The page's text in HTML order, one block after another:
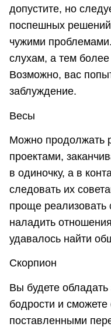
допустите, но
поспешных
чужими
слухам, а тем
Возможно, вас
заблуждение.
Весы
Можно продолжать
проектами,
в одиночку, а в
следовать их
проще реализовать
наладить
удавалось найти
Скорпион
Вы будете
бодрости и
поставленными